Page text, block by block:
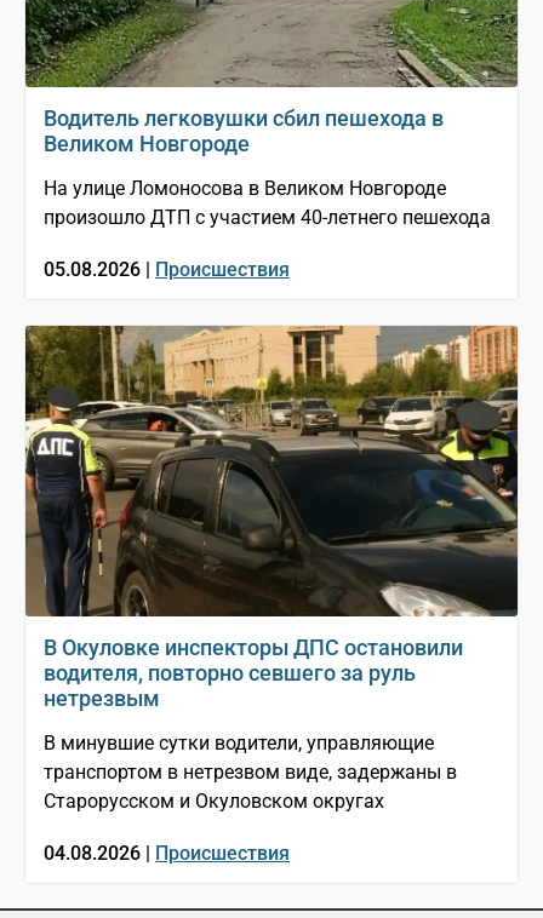
Водитель легковушки сбил пешехода в
Великом Новгороде
На улице Ломоносова в Великом Новгороде
произошло ДТП с участием 40-летнего пешехода
05.08.2026 | Происшествия
В Окуловке инспекторы ДПС остановили
водителя, повторно севшего за руль
нетрезвым
В минувшие сутки водители, управляющие
транспортом в нетрезвом виде, задержаны в
Старорусском и Окуловском округах
04.08.2026 | Происшествия